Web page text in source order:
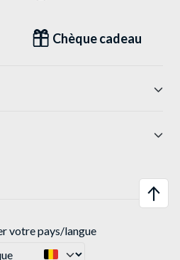
Chèque cadeau
votre pays/langue